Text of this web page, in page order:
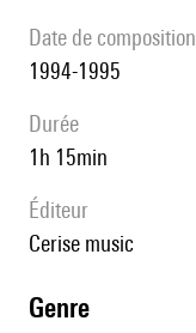
date de composition
1994-1995
durée
1h 15min
éditeur
cerise music
genre